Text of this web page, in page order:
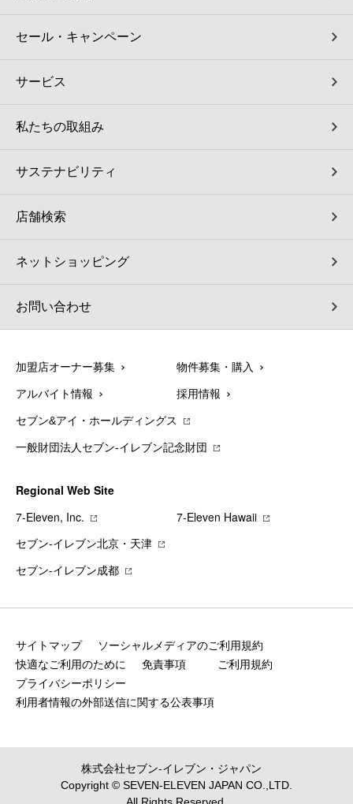
パウダースペース ラブン（店舗限定）
ソフトバンクギフト
セール・キャンペーン
サービス
私たちの取組み
サステナビリティ
店舗検索
ネットショッピング
お問い合わせ
加盟店オーナー募集 物件募集・購入
アルバイト情報 採用情報
セブン&アイ・ホールディングス
一般財団法人セブン-イレブン記念財団
Regional Web Site
7‐Eleven, Inc.
7‐Eleven Hawaii
セブン‐イレブン北京・天津
セブン‐イレブン成都
サイトマップ
ソーシャルメディアのご利用規約
快適なご利用のために
免責事項
ご利用規約
プライバシーポリシー
利用者情報の外部送信に関する公表事項
株式会社セブン‐イレブン・ジャパン
Copyright © SEVEN-ELEVEN JAPAN CO.,LTD.